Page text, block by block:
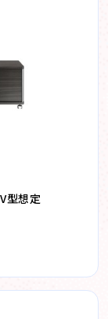
型想定